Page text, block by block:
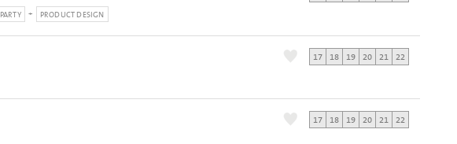
PARTY PRODUCT DESIGN
17 18 19 20 21 22
17 18 19 20 21 22